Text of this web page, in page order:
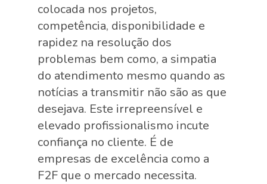
colocada nos projetos,
competência, disponibilidade e
rapidez na resolução dos
problemas bem como, a simpatia
do atendimento mesmo quando as
notícias a transmitir não são as que
desejava. Este irrepreensível e
elevado profissionalismo incute
confiança no cliente. É de
empresas de excelência como a
F2F que o mercado necessita.